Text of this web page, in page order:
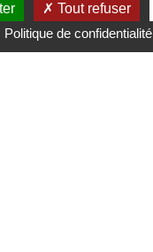
Nos magasins
Tout refuser
Politique de confidentialité